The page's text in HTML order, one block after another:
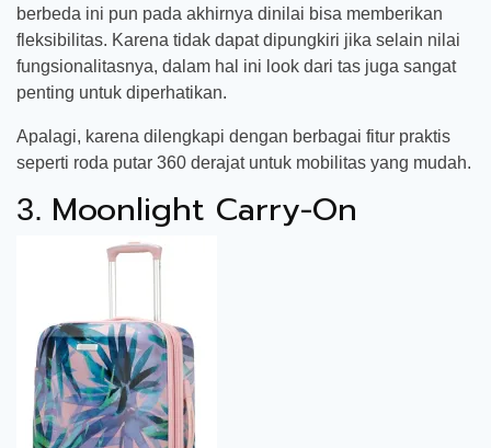
berbeda ini pun pada akhirnya dinilai bisa memberikan
fleksibilitas. Karena tidak dapat dipungkiri jika selain nilai
fungsionalitasnya, dalam hal ini look dari tas juga sangat
penting untuk diperhatikan.
Apalagi, karena dilengkapi dengan berbagai fitur praktis
seperti roda putar 360 derajat untuk mobilitas yang mudah.
3. Moonlight Carry-On